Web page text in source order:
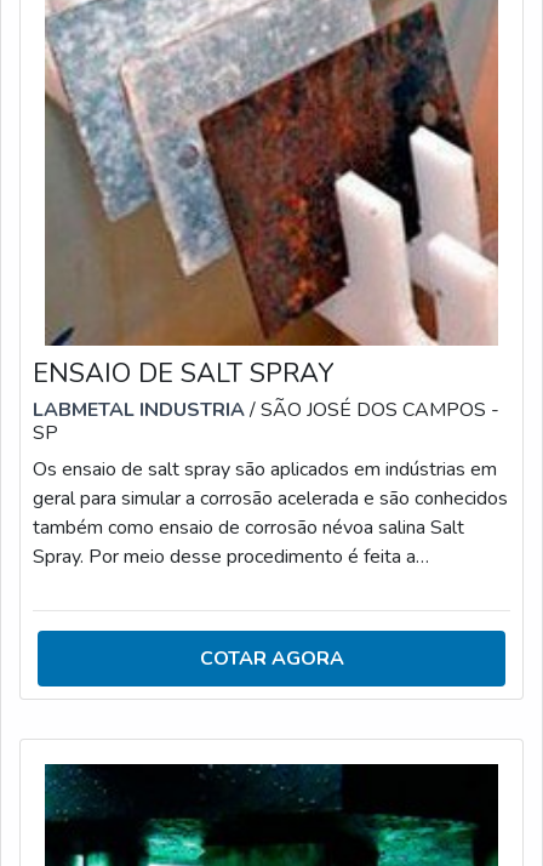
ENSAIO DE SALT SPRAY
LABMETAL INDUSTRIA/ SÃO JOSÉ DOS CAMPOS -
SP
Os ensaio de salt spray são aplicados em indústrias em
geral para simular a corrosão acelerada e são conhecidos
também como ensaio de corrosão névoa salina Salt
Spray. Por meio desse procedimento é feita a
relação à corrosão.DENTRO DOS PADRÕES DE
ensaios de corrosão devem atender rigorosamente são:
DIN 50021 SS; ASTM B117; Mil Std 810E; ABNT
8502.Sendo d
COTAR AGORA